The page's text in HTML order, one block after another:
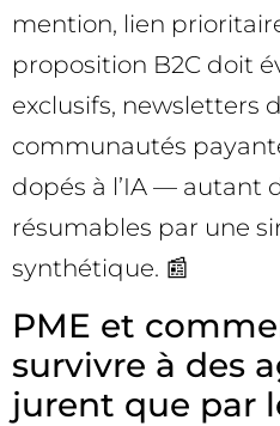
mention, lien
proposition B2C doit
exclusifs, newsletters
communautés
dopés à l’IA — autant
résumables par une
synthétique. 📰
PME et
survivre à des
jurent que par